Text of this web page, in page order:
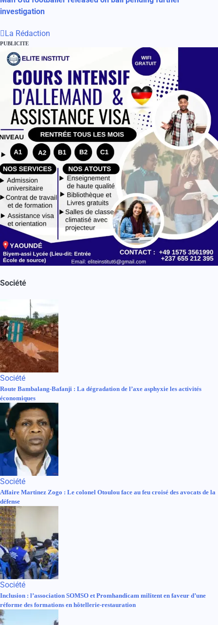
investigation
La Rédaction
PUBLICITE
Société
Société
Route Bambalang-Bafanji : La dégradation de l’axe asphyxie les activités
économiques
Société
Affaire Martinez Zogo : Le colonel Otoulou face au feu croisé des avocats de la
défense
Société
Inclusion : l’association SOMSO et Promhandicam militent en faveur d’une
réforme des formations en hôtellerie-restauration